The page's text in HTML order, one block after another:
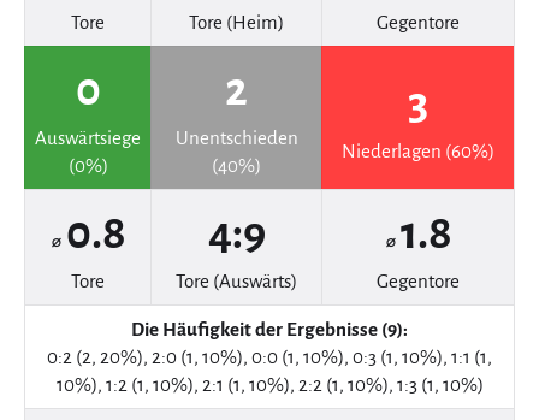
Tore Tore (Heim) Gegentore
0
Auswärtsiege
(0%)
2
Unentschieden
(40%)
3
Niederlagen (60%)
⌀ 0.8
Tore
4:9
Tore (Auswärts)
⌀ 1.8
Gegentore
Die Häufigkeit der Ergebnisse (9):
0:2 (2, 20%), 2:0 (1, 10%), 0:0 (1, 10%), 0:3 (1, 10%), 1:1 (1,
10%), 1:2 (1, 10%), 2:1 (1, 10%), 2:2 (1, 10%), 1:3 (1, 10%)